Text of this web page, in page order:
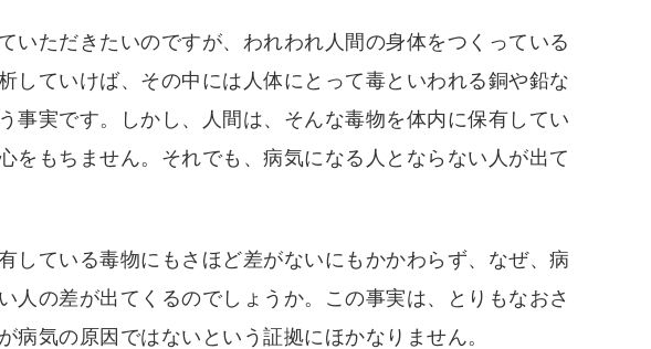
いただきたいのですが、われわれ人間の身体をつくっている
していけば、その中には人体にとって毒といわれる銅や鉛な
事実です。しかし、人間は、そんな毒物を体内に保有してい
をもちません。それでも、病気になる人とならない人が出て
している毒物にもさほど差がないにもかかわらず、なぜ、病
人の差が出てくるのでしょうか。この事実は、とりもなおさ
病気の原因ではないという証拠にほかなりません。